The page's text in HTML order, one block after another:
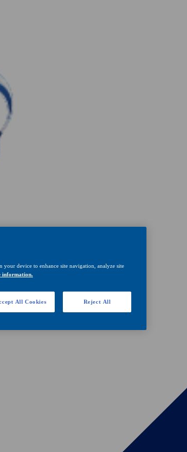
device to enhance site navigation, analyze site
information.
Reject All
All Cookies